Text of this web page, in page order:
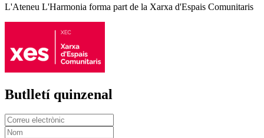
L'Ateneu L'Harmonia forma part de la Xarxa d'Espais Comunitaris
Butlletí quinzenal